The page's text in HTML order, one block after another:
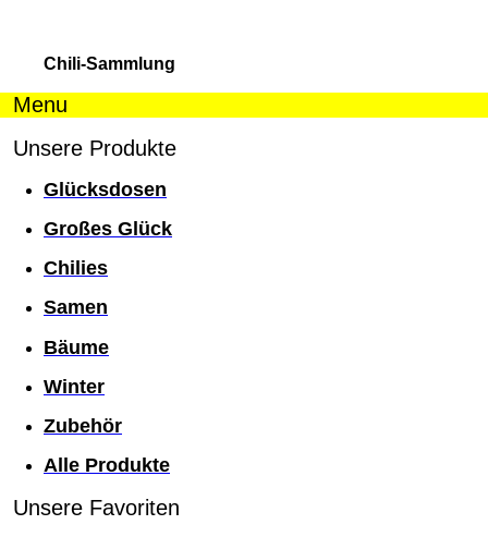
Chili-Sammlung
Menu
Unsere Produkte
Glücksdosen
Großes Glück
Chilies
Samen
Bäume
Winter
Zubehör
Alle Produkte
Unsere Favoriten